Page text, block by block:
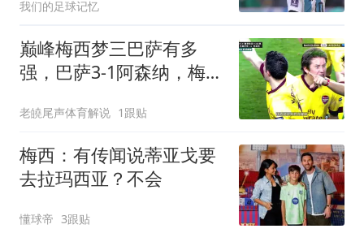
我们的足球记忆
巅峰梅西梦三巴萨有多
强，巴萨3-1阿森纳，梅西
塔
老皢尾声体育解说 1跟贴
梅西：有传闻说蒂亚戈要
去拉玛西亚？不会
懂球帝 3跟贴